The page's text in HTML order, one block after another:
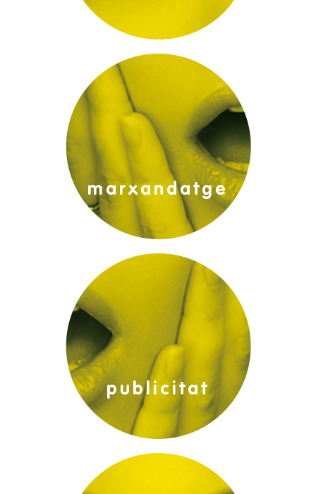
promocions:
marxandatge
publicitat exterior:
publicitat